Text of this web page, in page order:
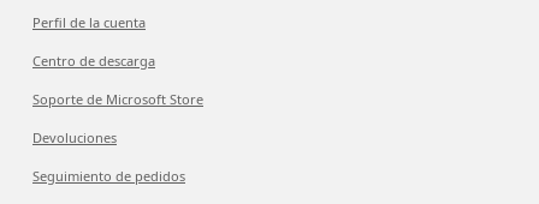
Perfil de la cuenta
Centro de descarga
Soporte de Microsoft Store
Devoluciones
Seguimiento de pedidos